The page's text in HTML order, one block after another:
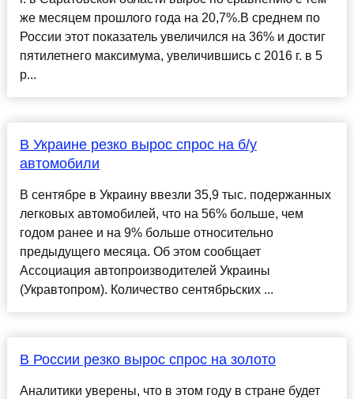
же месяцем прошлого года на 20,7%.В среднем по
России этот показатель увеличился на 36% и достиг
пятилетнего максимума, увеличившись с 2016 г. в 5
р...
В Украине резко вырос спрос на б/у
автомобили
В сентябре в Украину ввезли 35,9 тыс. подержанных
легковых автомобилей, что на 56% больше, чем
годом ранее и на 9% больше относительно
предыдущего месяца. Об этом сообщает
Ассоциация автопроизводителей Украины
(Укравтопром). Количество сентябрьских ...
В России резко вырос спрос на золото
Аналитики уверены, что в этом году в стране будет